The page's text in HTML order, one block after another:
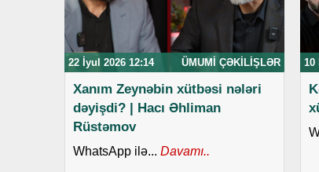
22 İyul 2026 12:14 ÜMUMI ÇƏKILIŞLƏR
Xanım Zeynəbin xütbəsi nələri
dəyişdi? | Hacı Əhliman
Rüstəmov
WhatsApp ilə... Davamı..
10